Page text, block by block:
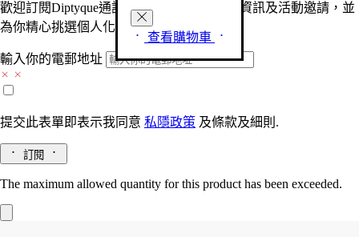
查看購物車
歡迎訂閱Diptyque通訊，接收品牌最新產品資訊及活動邀請，並
為你精心挑選個人化的驚喜及禮物。
輸入你的電郵地址
提交此表單即表示我同意 私隱政策 及條款及細則.
訂閱
The maximum allowed quantity for this product has been exceeded.